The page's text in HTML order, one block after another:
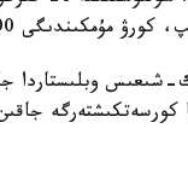
500 مەتردەن از بولادى.
وبلىستاردا
كورسەتكىشتەرگە